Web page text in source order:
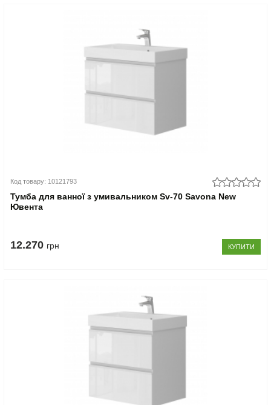
Код товару: 10121793
Тумба для ванної з умивальником Sv-70 Savona New
Ювента
12.270 грн КУПИТИ